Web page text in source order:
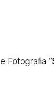
Fotografia